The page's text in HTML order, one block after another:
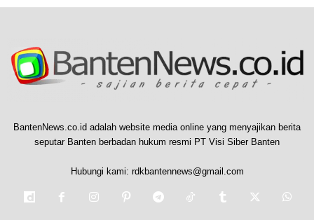
BantenNews.co.id adalah website media online yang menyajikan berita
seputar Banten berbadan hukum resmi PT Visi Siber Banten
Hubungi kami: rdkbantennews@gmail.com